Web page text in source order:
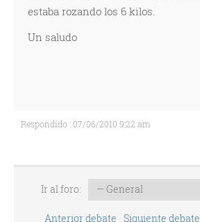
estaba rozando los 6 kilos.
Un saludo
Respondido : 07/06/2010 9:22 am
Ir al foro:
Anterior debate Siguiente debate